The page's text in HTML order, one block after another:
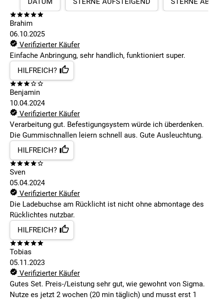
Brahim
06.10.2025
Verifizierter Käufer
Einfache Anbringung, sehr handlich, funktioniert super.
HILFREICH?
Benjamin
10.04.2024
Verifizierter Käufer
Verarbeitung gut. Befestigungsystem würde ich überdenken.
Die Gummischnallen leiern schnell aus. Gute Ausleuchtung.
HILFREICH?
Sven
05.04.2024
Verifizierter Käufer
Die Ladebuchse am Rücklicht ist nicht ohne abmontage des
Rücklichtes nutzbar.
HILFREICH?
Tobias
05.11.2023
Verifizierter Käufer
Gutes Set. Preis-/Leistung sehr gut, wie gewohnt von Sigma.
Nutze es jetzt 2 wochen (20 min täglich) und musst erst 1